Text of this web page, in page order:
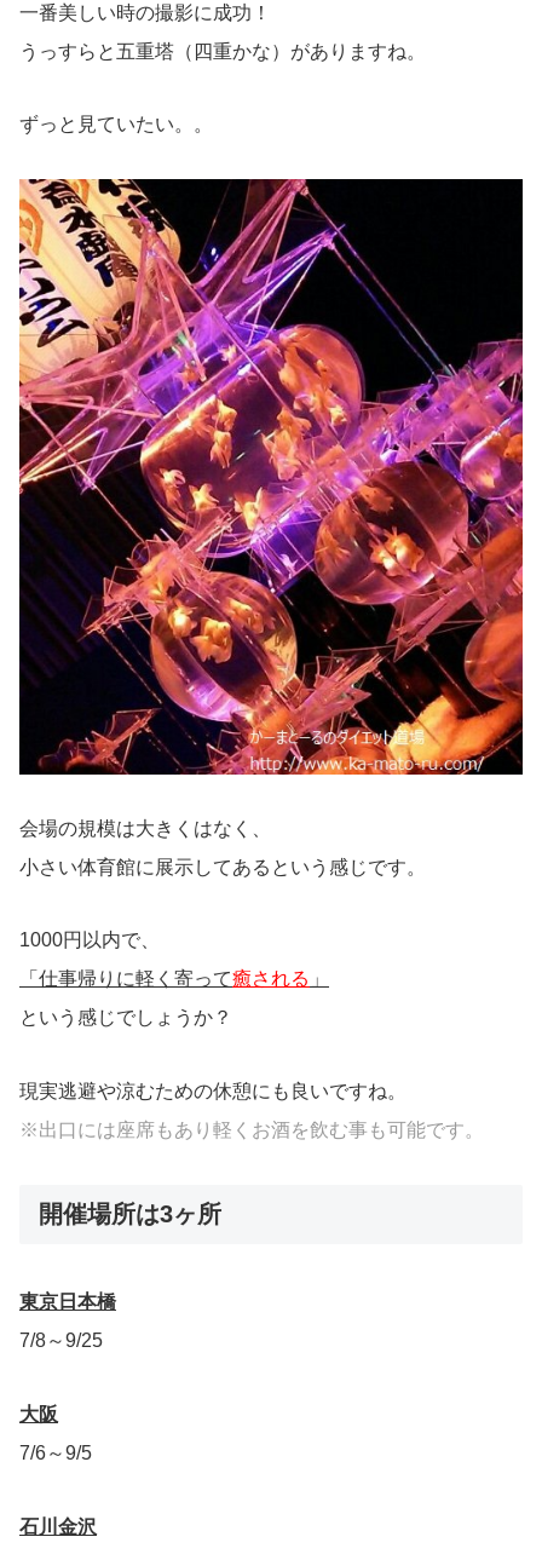
一番美しい時の撮影に成功！
うっすらと五重塔（四重かな）がありますね。
ずっと見ていたい。。
会場の規模は大きくはなく、
小さい体育館に展示してあるという感じです。
1000円以内で、
「仕事帰りに軽く寄って癒される 」
という感じでしょうか？
現実逃避や涼むための休憩にも良いですね。
※出口には座席もあり軽くお酒を飲む事も可能です。
開催場所は3ヶ所
東京日本橋
7/8～9/25
大阪
7/6～9/5
石川金沢